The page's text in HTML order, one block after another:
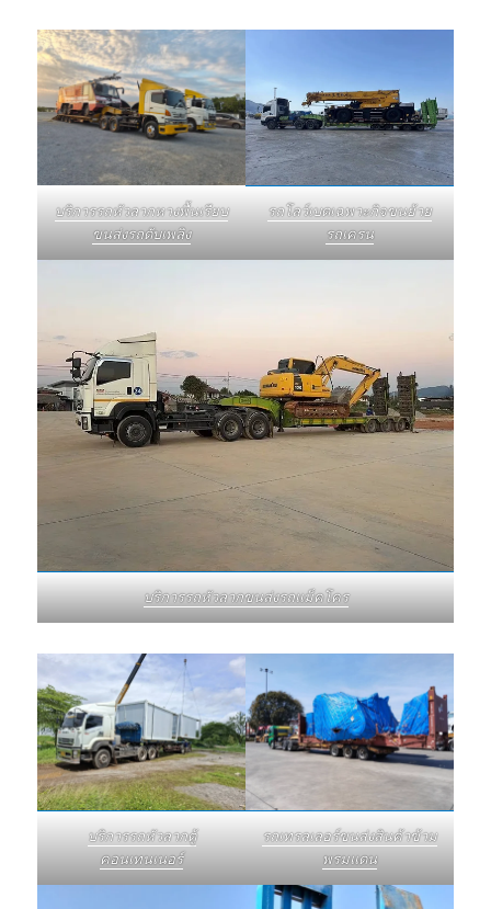
บริการรถหัวลากหางพื้นเรียบ
ขนส่งรถดับเพลิง
รถโลว์เบดเฉพาะกิจขนย้าย
รถเครน
บริการรถหัวลากขนส่งรถแม็คโคร
บริการรถหัวลากตู้
คอนเทนเนอร์
รถเทรลเลอร์ขนส่งสินค้าข้าม
พรมแดน